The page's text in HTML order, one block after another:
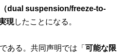
dual suspension/freeze-to-
現したことになる。
ある。共同声明では「可能な限